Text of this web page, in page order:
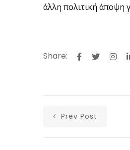
άλλη πολιτική άποψη
Share:
Prev Post